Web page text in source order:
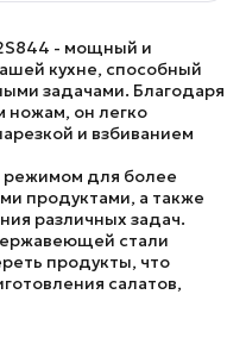
- мощный и
кухне, способный
задачами. Благодаря
ножам, он легко
и взбиванием
для более
продуктами, а также
различных задач.
стали
продукты, что
салатов,